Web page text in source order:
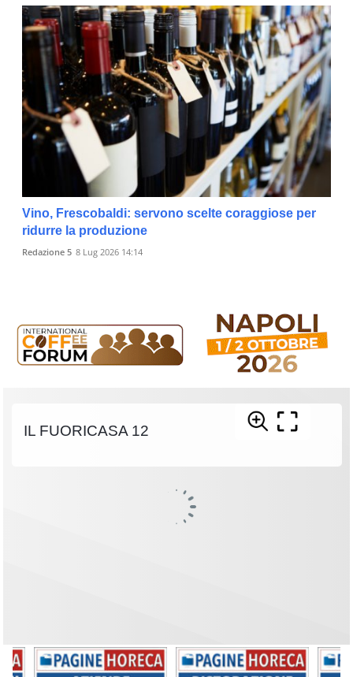
Vino, Frescobaldi: servono scelte coraggiose per
ridurre la produzione
Redazione 5 8 Lug 2026 14:14